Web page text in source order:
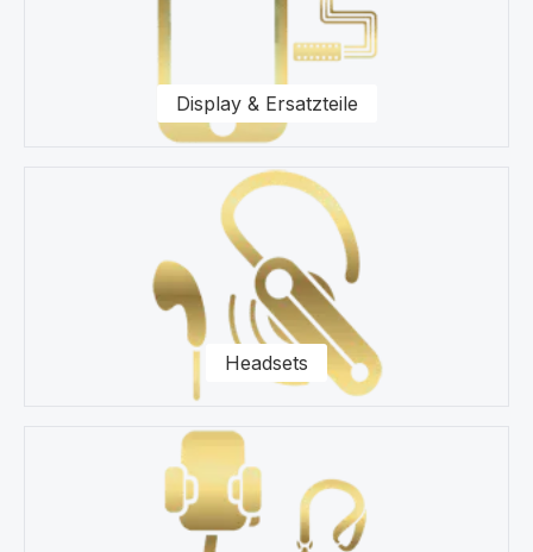
Fragen zu unseren Ersatzteilen für Ihr Apple iPhone 12
Display & Ersatzteile
Headsets